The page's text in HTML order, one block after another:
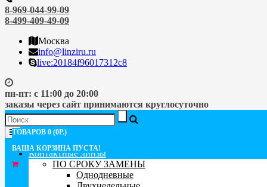
8-969-044-99-09
8-499-409-49-09
Москва
info@linziru.ru
live:20184f96017312c8
пн-пт: с 11:00 до 20:00
заказы через сайт принимаются круглосуточно
ТОВАРОВ 0 (0Р.)
ВАША КОРЗИНА ПУСТА!
Меню
Контактные линзы
ПО СРОКУ ЗАМЕНЫ
Однодневные